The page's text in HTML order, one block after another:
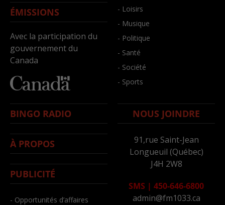
ÉMISSIONS
Avec la participation du
gouvernement du
Canada
- Loisirs
- Musique
- Politique
- Santé
- Société
- Sports
BINGO RADIO
À PROPOS
PUBLICITÉ
- Opportunités d’affaires
NOUS JOINDRE
91,rue Saint-Jean
Longueuil (Québec)
J4H 2W8
SMS | 450-646-6800
admin@fm1033.ca